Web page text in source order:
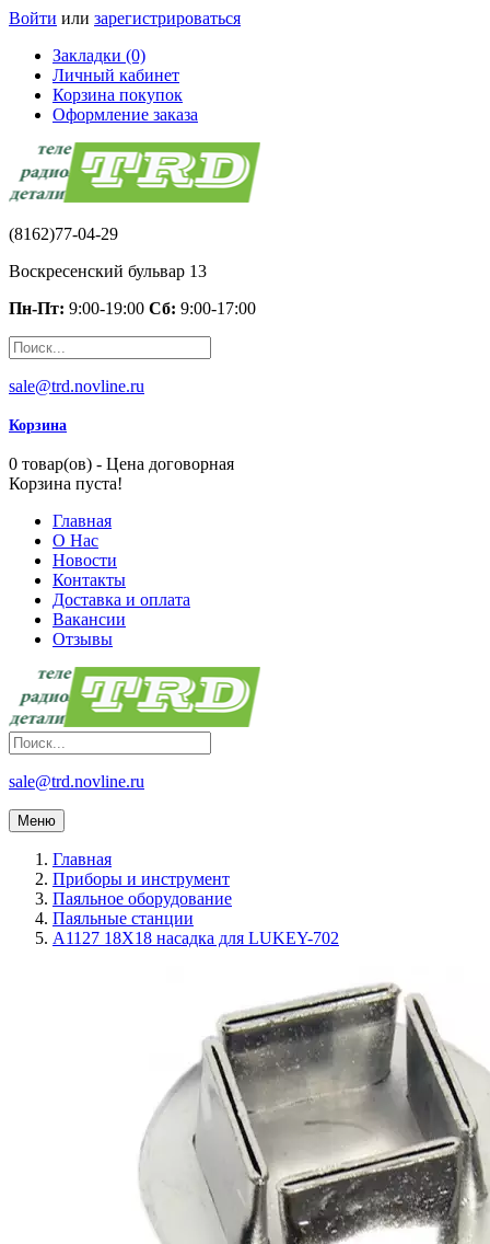
Войти или зарегистрироваться
Закладки (0)
Личный кабинет
Корзина покупок
Оформление заказа
(8162)77-04-29
Воскресенский бульвар 13
Пн-Пт: 9:00-19:00 Сб: 9:00-17:00
sale@trd.novline.ru
Корзина
0 товар(ов) - Цена договорная
Корзина пуста!
Главная
О Нас
Новости
Контакты
Доставка и оплата
Вакансии
Отзывы
sale@trd.novline.ru
Меню
Главная
Приборы и инструмент
Паяльное оборудование
Паяльные станции
A1127 18X18 насадка для LUKEY-702